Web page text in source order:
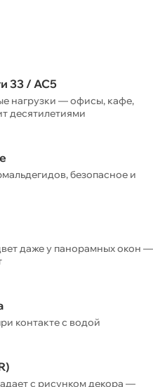
33 / AC5
нагрузки — офисы, кафе,
десятилетиями
безопасное и
даже у панорамных окон —
контакте с водой
с рисунком декора —